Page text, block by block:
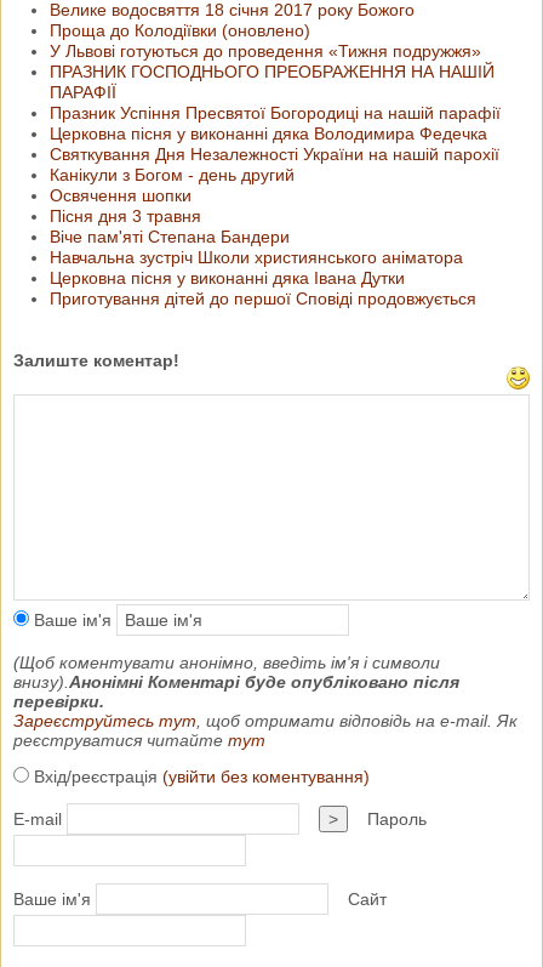
Велике водосвяття 18 січня 2017 року Божого
Проща до Колодіївки (оновлено)
У Львові готуються до проведення «Тижня подружжя»
ПРАЗНИК ГОСПОДНЬОГО ПРЕОБРАЖЕННЯ НА НАШІЙ
ПАРАФІЇ
Празник Успіння Пресвятої Богородиці на нашій парафії
Церковна пісня у виконанні дяка Володимира Федечка
Святкування Дня Незалежності України на нашій парохії
Канікули з Богом - день другий
Освячення шопки
Пісня дня 3 травня
Віче пам'яті Степана Бандери
Навчальна зустріч Школи християнського аніматора
Церковна пісня у виконанні дяка Івана Дутки
Приготування дітей до першої Сповіді продовжується
Залиште коментар!
Ваше ім'я
(Щоб коментувати анонімно, введіть ім'я і символи
внизу). Анонімні Коментарі буде опубліковано після
перевірки.
Зареєструйтесь тут , щоб отримати відповідь на e-mail. Як
реєструватися читайте тут
Вхід/реєстрація (увійти без коментування)
E-mail > Пароль
Ваше ім'я Сайт